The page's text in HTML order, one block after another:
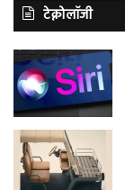
टेक्नोलॉजी